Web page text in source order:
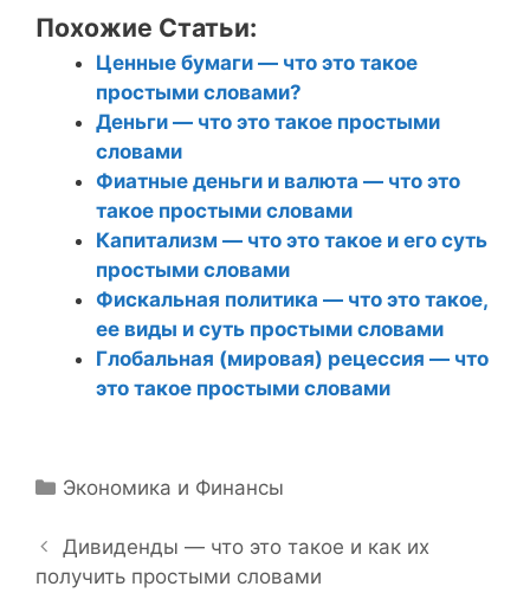
Похожие Статьи:
Ценные бумаги — что это такое
простыми словами?
Деньги — что это такое простыми
словами
Фиатные деньги и валюта — что это
такое простыми словами
Капитализм — что это такое и его суть
простыми словами
Фискальная политика — что это такое,
ее виды и суть простыми словами
Глобальная (мировая) рецессия — что
это такое простыми словами
Р
б
р
Экономика и Финансы
а
в
Дивиденды — что это такое и как их
получить простыми словами